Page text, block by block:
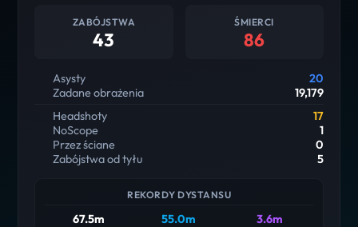
ZABÓJSTWA
43
ŚMIERCI
86
Asysty
20
Zadane obrażenia
19,179
Headshoty
17
NoScope
1
Przez ściane
0
Zabójstwa od tyłu
5
REKORDY DYSTANSU
67.5m 55.0m 3.6m